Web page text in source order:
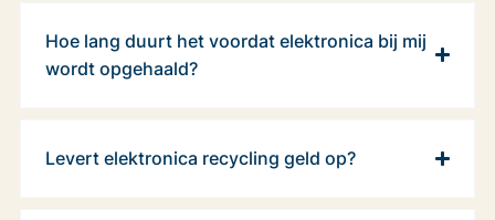
Hoe lang duurt het voordat elektronica bij mij
wordt opgehaald?
Levert elektronica recycling geld op?